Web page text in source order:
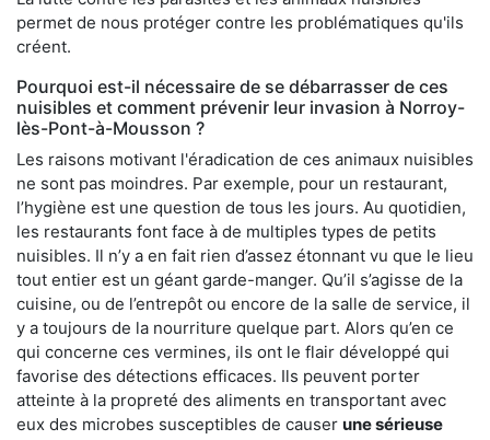
permet de nous protéger contre les problématiques qu'ils
créent.
Pourquoi est-il nécessaire de se débarrasser de ces
nuisibles et comment prévenir leur invasion à Norroy-
lès-Pont-à-Mousson ?
Les raisons motivant l'éradication de ces animaux nuisibles
ne sont pas moindres. Par exemple, pour un restaurant,
l’hygiène est une question de tous les jours. Au quotidien,
les restaurants font face à de multiples types de petits
nuisibles. Il n’y a en fait rien d’assez étonnant vu que le lieu
tout entier est un géant garde-manger. Qu’il s’agisse de la
cuisine, ou de l’entrepôt ou encore de la salle de service, il
y a toujours de la nourriture quelque part. Alors qu’en ce
qui concerne ces vermines, ils ont le flair développé qui
favorise des détections efficaces. Ils peuvent porter
atteinte à la propreté des aliments en transportant avec
eux des microbes susceptibles de causer une sérieuse